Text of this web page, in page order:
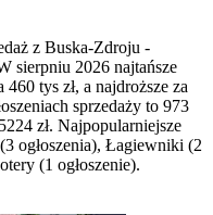
z Buska-Zdroju -
sierpniu 2026 najtańsze
tys zł, a najdroższe za
sprzedaży to 973
zł. Najpopularniejsze
ogłoszenia), Łagiewniki (2
(1 ogłoszenie).